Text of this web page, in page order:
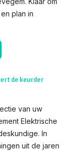
plan in
de keurder
van uw
Elektrische
In
uit de jaren